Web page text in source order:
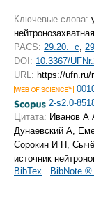
Ключевые слова:
PACS: 29.20.−c
DOI: 10.3367/
URL: https://
2-s2.0-
Цитата: Иванов
Дунаевский А,
Сорокин И Н,
источник
BibTex
BibNote ®